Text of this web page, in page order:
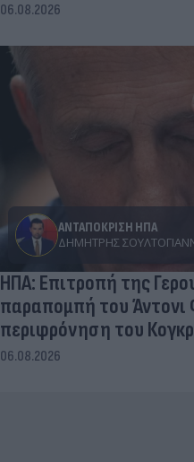
06.08.2026
ΑΝΤΑΠΟΚΡΙΣΗ ΗΠΑ
ΔΗΜΉΤΡΗΣ
ΗΠΑ: Επιτροπή της
παραπομπή του Άντονι
περιφρόνηση του
06.08.2026